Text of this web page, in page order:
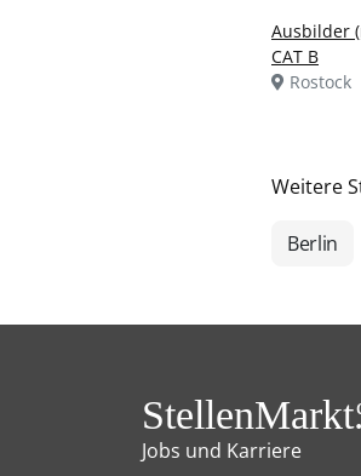
Ausbilder
CAT B
Rostock
Weitere
Berlin
Jobs und Karriere